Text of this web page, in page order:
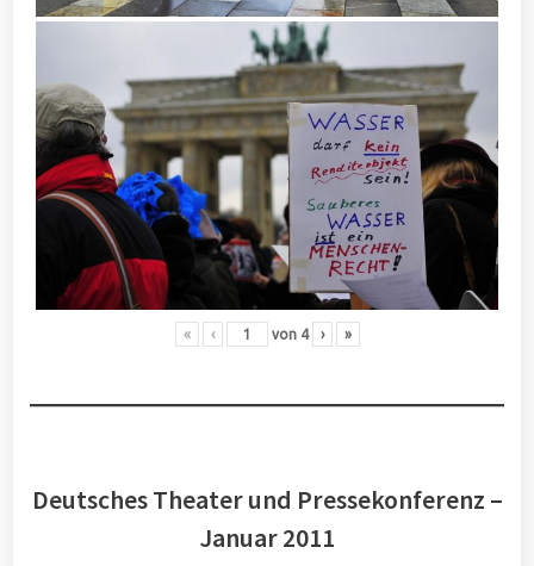
« ‹ von 4 › »
Deutsches Theater und Pressekonferenz –
Januar 2011